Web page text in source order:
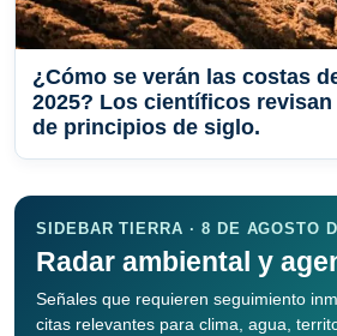
¿Cómo se verán las costas
2025? Los científicos
de principios de siglo.
SIDEBAR TIERRA · 8 DE AGOSTO
Radar ambiental y
Señales que requieren seguimiento
citas relevantes para clima, agua,